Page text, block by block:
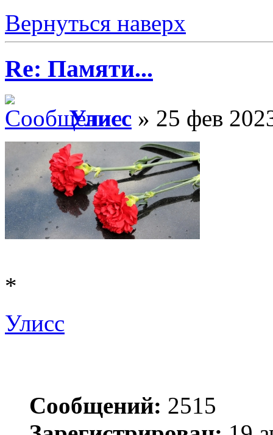
Вернуться наверх
Re: Памяти...
Улисс » 25 фев
*
Улисс
Сообщений: 2515